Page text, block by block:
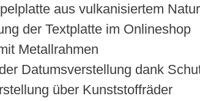
aus vulkanisiertem
der Textplatte im Onlineshop
Metallrahmen
Datumsverstellung dank
über Kunststoffräder